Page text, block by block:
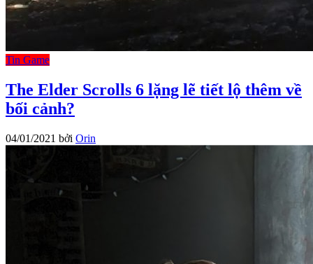
Tin Game
The Elder Scrolls 6 lặng lẽ tiết lộ thêm về
bối cảnh?
04/01/2021 bởi Orin